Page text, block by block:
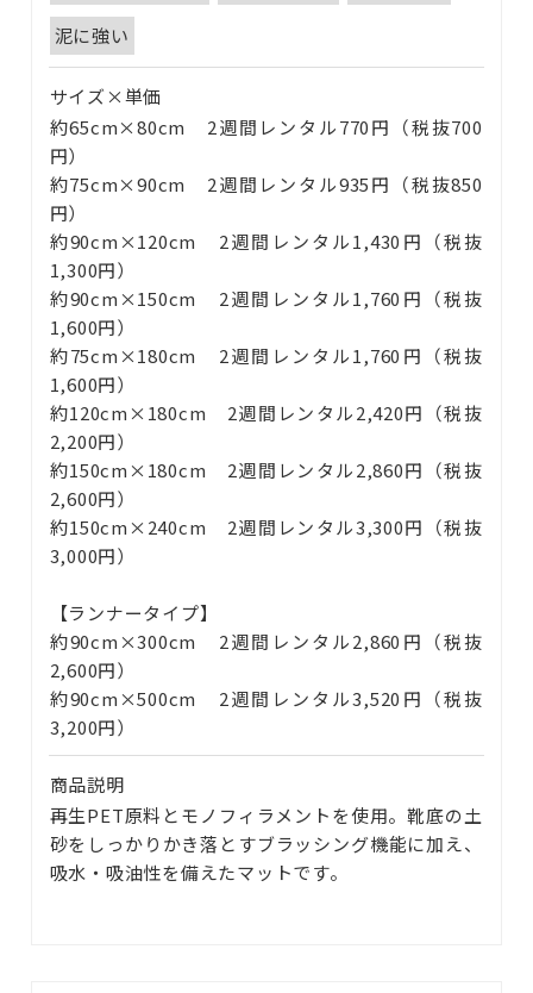
CSR活動
お知らせ
お問い合わせ
泥に強い
サイズ×単価
約65cm×80cm 2週間レンタル770円（税抜700
円）
約75cm×90cm 2週間レンタル935円（税抜850
円）
約90cm×120cm 2週間レンタル1,430円（税抜
1,300円）
約90cm×150cm 2週間レンタル1,760円（税抜
1,600円）
約75cm×180cm 2週間レンタル1,760円（税抜
1,600円）
約120cm×180cm 2週間レンタル2,420円（税抜
2,200円）
約150cm×180cm 2週間レンタル2,860円（税抜
2,600円）
約150cm×240cm 2週間レンタル3,300円（税抜
3,000円）
【ランナータイプ】
約90cm×300cm 2週間レンタル2,860円（税抜
2,600円）
約90cm×500cm 2週間レンタル3,520円（税抜
3,200円）
商品説明
再生PET原料とモノフィラメントを使用。靴底の土
砂をしっかりかき落とすブラッシング機能に加え、
吸水・吸油性を備えたマットです。